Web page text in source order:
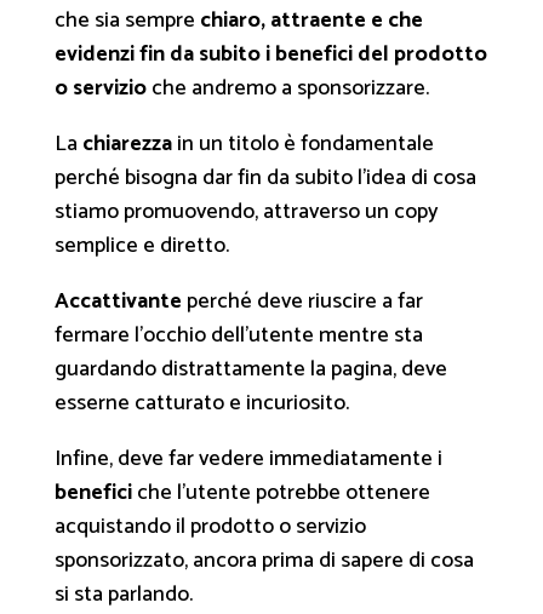
che sia sempre chiaro, attraente e che
evidenzi fin da subito i benefici del prodotto
o servizioche andremo a sponsorizzare.
La chiarezzain un titolo è fondamentale
perché bisogna dar fin da subito l’idea di cosa
stiamo promuovendo, attraverso un copy
semplice e diretto.
Accattivante perché deve riuscire a far
fermare l’occhio dell’utente mentre sta
guardando distrattamente la pagina, deve
esserne catturato e incuriosito.
Infine, deve far vedere immediatamente i
beneficiche l’utente potrebbe ottenere
acquistando il prodotto o servizio
sponsorizzato, ancora prima di sapere di cosa
si sta parlando.